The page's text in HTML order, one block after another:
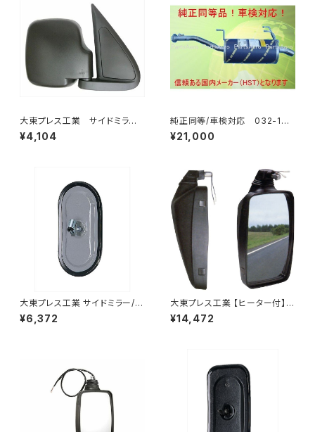
大東プレス工業 サイドミラー/
バックミラダイハツ ハイゼッ
ト 右 99年～ DI-646
¥4,104
純正同等/車検対応 032-132
タウンエース ライトエース トラ
ック
¥21,000
大東プレス工業 サイドミラー/バ
ックミラー77年いすゞ 300 L0
04 小判 DI-75
¥6,372
大東プレス工業 【ヒーター付】ハ
イウェイミラー ヒーター付 100
0R DI-5101CXY
¥14,472